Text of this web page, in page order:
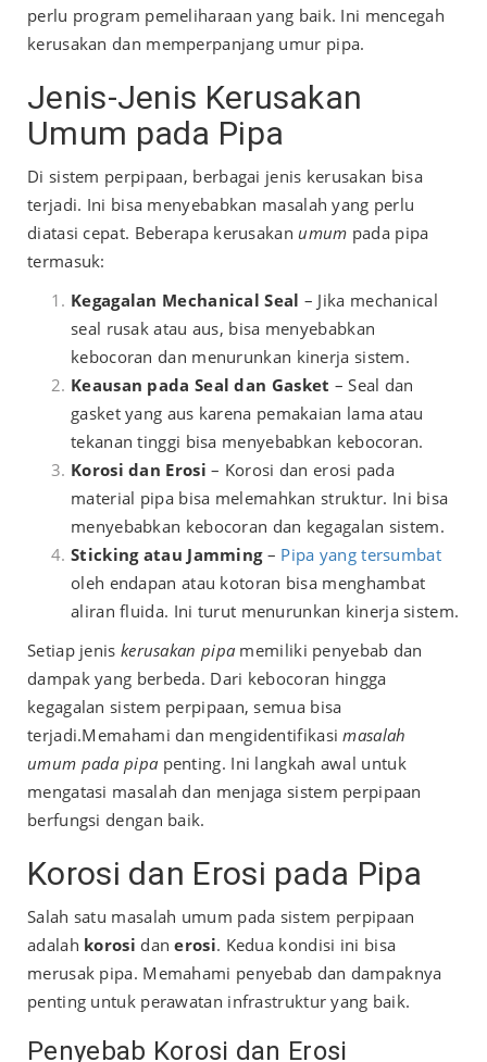
perlu program pemeliharaan yang baik. Ini mencegah
kerusakan dan memperpanjang umur pipa.
Jenis-Jenis Kerusakan
Umum pada Pipa
Di sistem perpipaan, berbagai jenis kerusakan bisa
terjadi. Ini bisa menyebabkan masalah yang perlu
diatasi cepat. Beberapa kerusakanumum pada pipa
termasuk:
Kegagalan Mechanical Seal – Jika mechanical
seal rusak atau aus, bisa menyebabkan
kebocoran dan menurunkan kinerja sistem.
Keausan pada Seal dan Gasket – Seal dan
gasket yang aus karena pemakaian lama atau
tekanan tinggi bisa menyebabkan kebocoran.
Korosi dan Erosi – Korosi dan erosi pada
material pipa bisa melemahkan struktur. Ini bisa
menyebabkan kebocoran dan kegagalan sistem.
Sticking atau Jamming– Pipa yang tersumbat
oleh endapan atau kotoran bisa menghambat
aliran fluida. Ini turut menurunkan kinerja sistem.
Setiap jenis kerusakan pipa memiliki penyebab dan
dampak yang berbeda. Dari kebocoran hingga
kegagalan sistem perpipaan, semua bisa
terjadi.Memahami dan mengidentifikasimasalah
umum pada pipa penting. Ini langkah awal untuk
mengatasi masalah dan menjaga sistem perpipaan
berfungsi dengan baik.
Korosi dan Erosi pada Pipa
Salah satu masalah umum pada sistem perpipaan
adalah korosi danerosi. Kedua kondisi ini bisa
merusak pipa. Memahami penyebab dan dampaknya
penting untuk perawatan infrastruktur yang baik.
Penyebab Korosi dan Erosi